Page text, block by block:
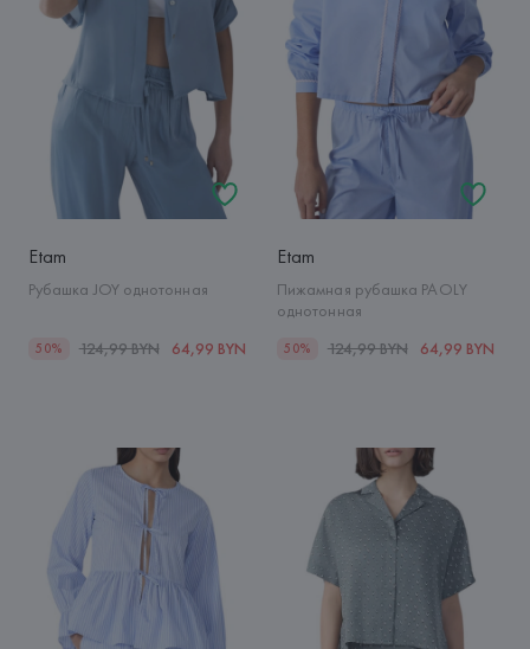
Etam
Рубашка JOY однотонная
50% 124,99 BYN 64,99 BYN
Etam
Пижамная рубашка PAOLY
однотонная
50% 124,99 BYN 64,99 BYN